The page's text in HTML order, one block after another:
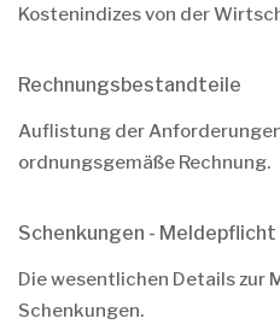
Kostenindizes von der
Rechnungsbestandteile
Auflistung der
ordnungsgemäße Rechnung.
Schenkungen - Meldepflicht
Die wesentlichen Details zur
Schenkungen.